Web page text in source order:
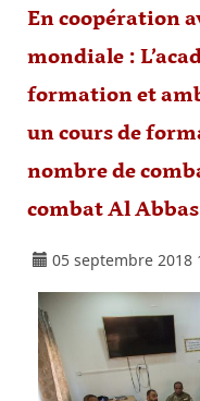
En coopération
mondiale :
formation et
un cours de
nombre de
combat Al
05 septembre 2018